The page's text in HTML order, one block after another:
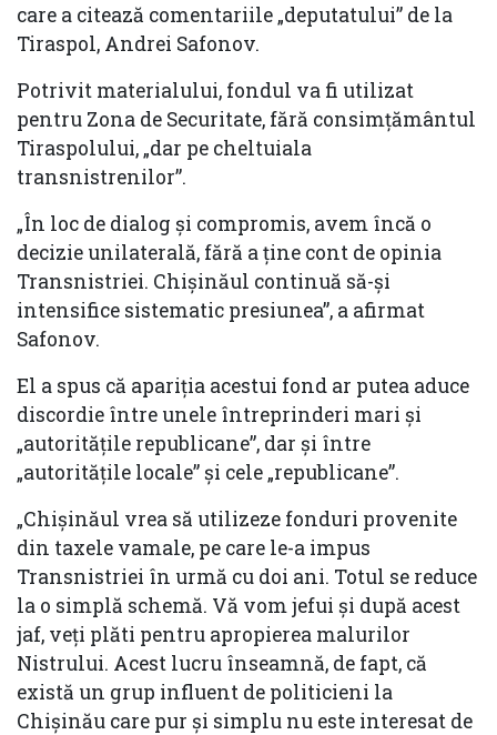
care a citează comentariile „deputatului” de la
Tiraspol, Andrei Safonov.
Potrivit materialului, fondul va fi utilizat
pentru Zona de Securitate, fără consimțământul
Tiraspolului, „dar pe cheltuiala
transnistrenilor”.
„În loc de dialog și compromis, avem încă o
decizie unilaterală, fără a ține cont de opinia
Transnistriei. Chișinăul continuă să-și
intensifice sistematic presiunea”, a afirmat
Safonov.
El a spus că apariția acestui fond ar putea aduce
discordie între unele întreprinderi mari și
„autoritățile republicane”, dar și între
„autoritățile locale” și cele „republicane”.
„Chișinăul vrea să utilizeze fonduri provenite
din taxele vamale, pe care le-a impus
Transnistriei în urmă cu doi ani. Totul se reduce
la o simplă schemă. Vă vom jefui și după acest
jaf, veți plăti pentru apropierea malurilor
Nistrului. Acest lucru înseamnă, de fapt, că
există un grup influent de politicieni la
Chișinău care pur și simplu nu este interesat de